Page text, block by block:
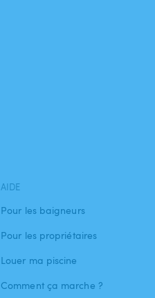
AIDE
Pour les baigneurs
Pour les propriétaires
Louer ma piscine
Comment ça marche ?